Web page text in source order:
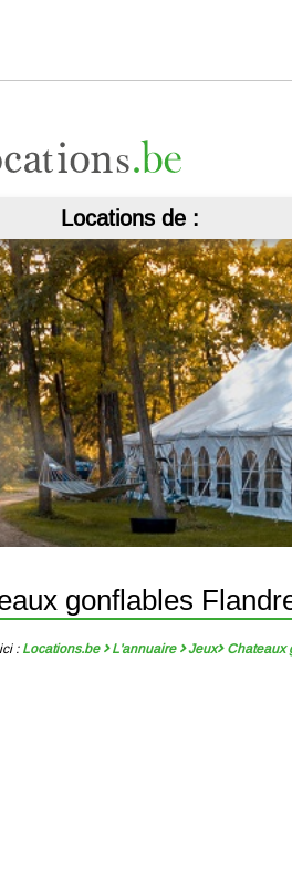
Locations de :
gonflables
: Locations.be L'annuaire Jeux Chateaux